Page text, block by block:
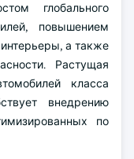
глобального
повышением
а также
Растущая
класса
внедрению
по